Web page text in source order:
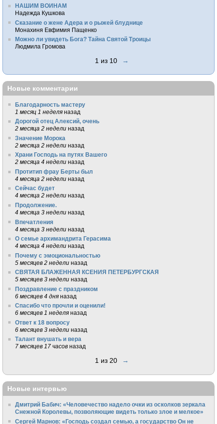
НАШИМ ВОИНАМ
Надежда Кушкова
Сказание о жене Адера и о рыжей блуднице
Монахиня Евфимия Пащенко
Можно ли увидеть Бога? Тайна Святой Троицы
Людмила Громова
1 из 10 →
Новые комментарии
Благодарность мастеру
1 месяц 1 неделя назад
Дорогой отец Алексий, очень
2 месяца 2 недели назад
Значение Морока
2 месяца 2 недели назад
Храни Господь на путях Вашего
2 месяца 4 недели назад
Протитип фрау Берты был
4 месяца 2 недели назад
Сейчас будет
4 месяца 2 недели назад
Продолжение.
4 месяца 3 недели назад
Впечатления
4 месяца 3 недели назад
О семье архимандрита Герасима
4 месяца 4 недели назад
Почему с эмоциональностью
5 месяцев 2 недели назад
СВЯТАЯ БЛАЖЕННАЯ КСЕНИЯ ПЕТЕРБУРГСКАЯ
5 месяцев 3 недели назад
Поздравление с праздником
6 месяцев 4 дня назад
Спасибо что прочли и оценили!
6 месяцев 1 неделя назад
Ответ к 18 вопросу
6 месяцев 3 недели назад
Талант внушать и вера
7 месяцев 17 часов назад
1 из 20 →
Новые интервью
Дмитрий Бабич: «Человечество надело очки из осколков зеркала
Снежной Королевы, позволяющие видеть только злое и мелкое»
Сергей Марнов: «Господь создал семью, а государство Он не